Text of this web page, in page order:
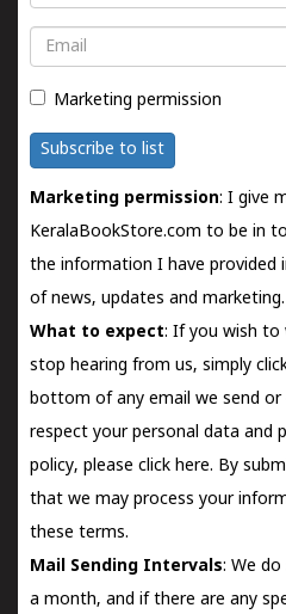
Email
Marketing permission
Subscribe to list
Marketing permission: I give
KeralaBookStore.com to be in
the information I have provided
of news, updates and marketing.
What to expect: If you wish to
stop hearing from us, simply
bottom of any email we send or
respect your personal data and
policy, please click here. By
that we may process your
these terms.
Mail Sending Intervals: We
a month, and if there are any